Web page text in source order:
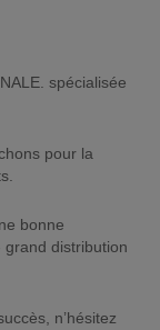
pour la
bonne
distribution
n’hésitez